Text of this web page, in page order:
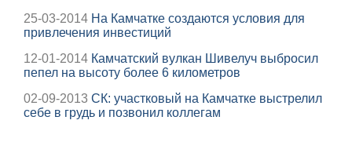
25-03-2014 На Камчатке создаются условия для
привлечения инвестиций
12-01-2014 Камчатский вулкан Шивелуч выбросил
пепел на высоту более 6 километров
02-09-2013 СК: участковый на Камчатке выстрелил
себе в грудь и позвонил коллегам